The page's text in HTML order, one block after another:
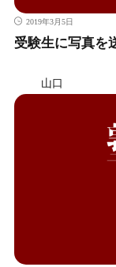
2019年3月5日
受験生に写真を
山口